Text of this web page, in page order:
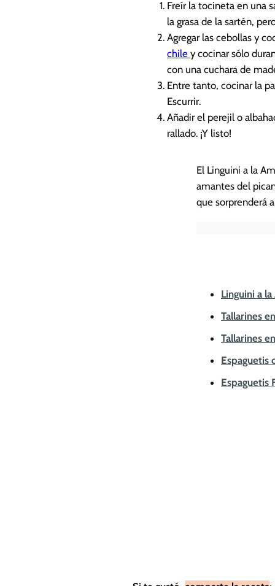
Freír la tocineta en una
la grasa de la sartén,
Agregar las cebollas y
chile y cocinar sólo
con una cuchara de
Entre tanto, cocinar la
Escurrir.
Añadir el perejil o
rallado. ¡Y listo!
El Linguini a la
amantes del
que sorprenderá
Linguini a
Tallarines
Tallarines
Espaguetis
Espaguetis